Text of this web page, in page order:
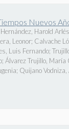
Nuevos
Hernández, Harold Arlés
Leonor; Calvache
Luis Fernando;
; Álvarez Trujillo, María
; Quijano